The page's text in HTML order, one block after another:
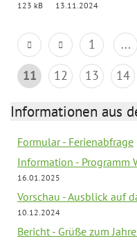
123 kB
13.11.2024
1 ...
11
12 13 14
Informationen aus
Formular - Ferienabfrage
Information - Programm
16.01.2025
Vorschau - Ausblick auf
10.12.2024
Bericht - Grüße zum